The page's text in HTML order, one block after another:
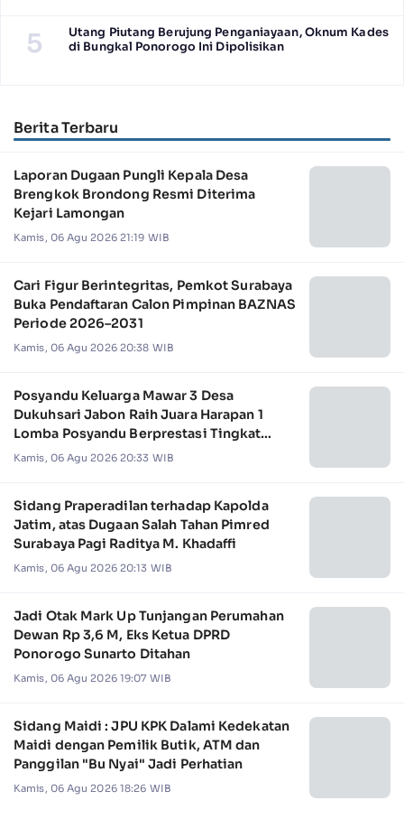
5
Utang Piutang Berujung Penganiayaan, Oknum Kades
di Bungkal Ponorogo Ini Dipolisikan
Berita Terbaru
Laporan Dugaan Pungli Kepala Desa
Brengkok Brondong Resmi Diterima
Kejari Lamongan
Kamis, 06 Agu 2026 21:19 WIB
Cari Figur Berintegritas, Pemkot Surabaya
Buka Pendaftaran Calon Pimpinan BAZNAS
Periode 2026–2031
Kamis, 06 Agu 2026 20:38 WIB
Posyandu Keluarga Mawar 3 Desa
Dukuhsari Jabon Raih Juara Harapan 1
Lomba Posyandu Berprestasi Tingkat
Jawa Timur 2026
Kamis, 06 Agu 2026 20:33 WIB
Sidang Praperadilan terhadap Kapolda
Jatim, atas Dugaan Salah Tahan Pimred
Surabaya Pagi Raditya M. Khadaffi
Kamis, 06 Agu 2026 20:13 WIB
Jadi Otak Mark Up Tunjangan Perumahan
Dewan Rp 3,6 M, Eks Ketua DPRD
Ponorogo Sunarto Ditahan
Kamis, 06 Agu 2026 19:07 WIB
Sidang Maidi : JPU KPK Dalami Kedekatan
Maidi dengan Pemilik Butik, ATM dan
Panggilan "Bu Nyai" Jadi Perhatian
Kamis, 06 Agu 2026 18:26 WIB